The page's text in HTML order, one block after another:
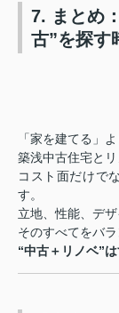
7. まとめ
古”を探す
「家を建てる」
築浅中古住宅と
コスト面だけで
す。
立地、性能、デ
そのすべてをバ
“中古＋リノベ”